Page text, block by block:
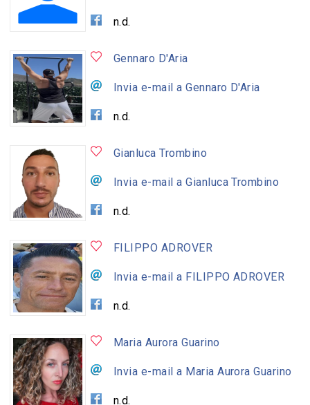
n.d.
Gennaro D'Aria
Invia e-mail a Gennaro D'Aria
n.d.
Gianluca Trombino
Invia e-mail a Gianluca Trombino
n.d.
FILIPPO ADROVER
Invia e-mail a FILIPPO ADROVER
n.d.
Maria Aurora Guarino
Invia e-mail a Maria Aurora Guarino
n.d.